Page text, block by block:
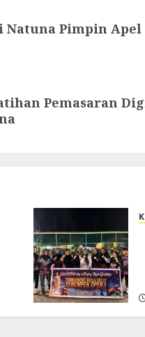
Natuna Pimpin Apel
Pemasaran